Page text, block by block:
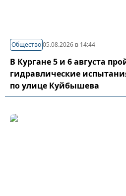
Общество05.08.2026 в 14:44
В Кургане 5 и 6 августа
гидравлические
по улице Куйбышева